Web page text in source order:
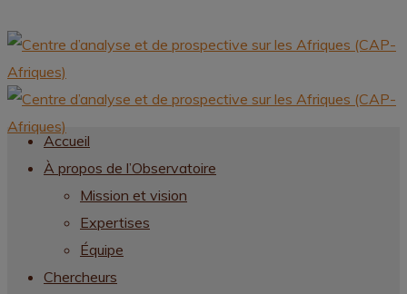
Accueil
À propos de l’Observatoire
Mission et vision
Expertises
Équipe
Chercheurs